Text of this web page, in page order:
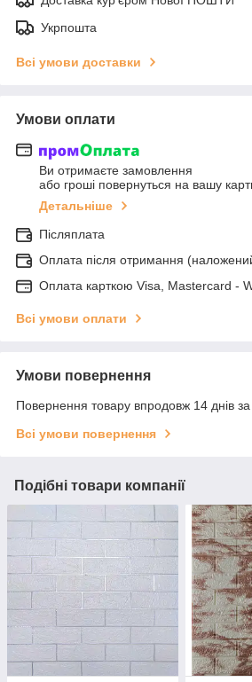
Укрпошта
Всі умови доставки
Умови оплати
Ви отримаєте замовлення
або гроші повернуться на вашу
Детальніше
Післяплата
Оплата після отримання
Оплата карткою Visa, Mastercard -
Всі умови оплати
Умови повернення
Повернення товару впродовж 14 днів
Всі умови повернення
Подібні товари компанії